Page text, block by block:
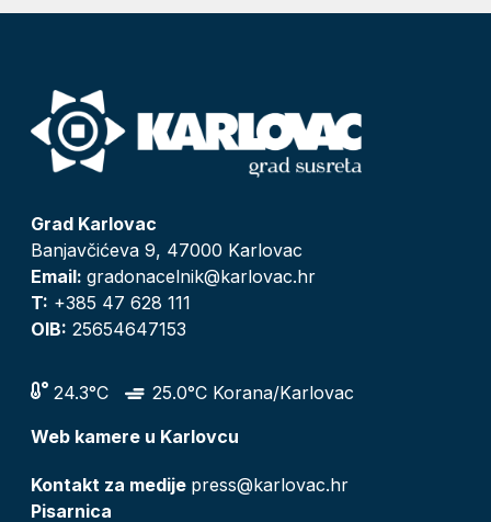
Grad Karlovac
Banjavčićeva 9, 47000 Karlovac
Email: gradonacelnik@karlovac.hr
T: +385 47 628 111
OIB: 25654647153
24.3°C
25.0°C Korana/Karlovac
Web kamere u Karlovcu
Kontakt za medije press@karlovac.hr
Pisarnica